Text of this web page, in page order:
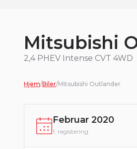
Mitsubishi
2,4 PHEV Intense CVT 4WD
Hjem/Biler/Mitsubishi Outlander
Februar 2020
1. registering